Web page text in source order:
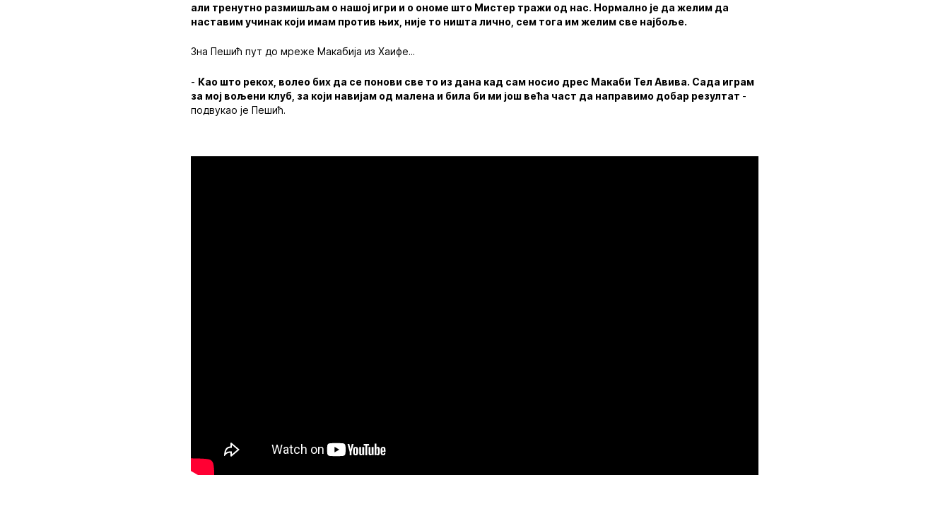
али тренутно размишљам о нашој игри и о ономе што Мистер тражи од нас. Нормално је да желим да
наставим учинак који имам против њих, није то ништа лично, сем тога им желим све најбоље.
Зна Пешић пут до мреже Макабија из Хаифе...
- Као што рекох, волео бих да се понови све то из дана кад сам носио дрес Макаби Тел Авива. Сада играм
за мој вољени клуб, за који навијам од малена и била би ми још већа част да направимо добар резултат -
подвукао је Пешић.